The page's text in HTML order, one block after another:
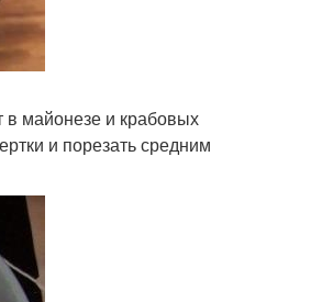
в майонезе и крабовых
и порезать средним